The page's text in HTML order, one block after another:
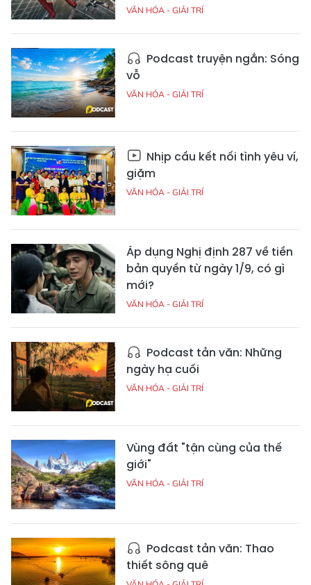
VĂN HÓA - GIẢI TRÍ
Podcast truyện ngắn: Sóng
vỗ
VĂN HÓA - GIẢI TRÍ
Nhịp cầu kết nối tình yêu ví,
giặm
VĂN HÓA - GIẢI TRÍ
Áp dụng Nghị định 287 về tiền
bản quyền từ ngày 1/9, có gì
mới?
VĂN HÓA - GIẢI TRÍ
Podcast tản văn: Những
ngày hạ cuối
VĂN HÓA - GIẢI TRÍ
Vùng đất "tận cùng của thế
giới"
VĂN HÓA - GIẢI TRÍ
Podcast tản văn: Thao
thiết sông quê